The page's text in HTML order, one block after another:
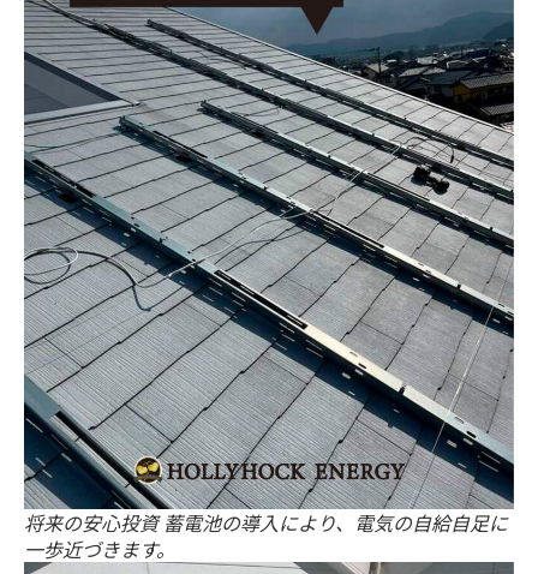
将来の安心投資 蓄電池の導入により、電気の自給自足に
一歩近づきます。